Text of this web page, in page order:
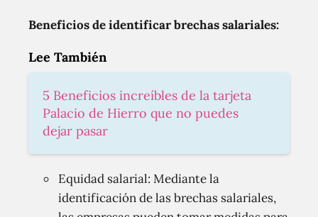
Beneficios de identificar brechas salariales:
Lee También
5 Beneficios increíbles de la tarjeta
Palacio de Hierro que no puedes
dejar pasar
Equidad salarial: Mediante la
identificación de las brechas salariales,